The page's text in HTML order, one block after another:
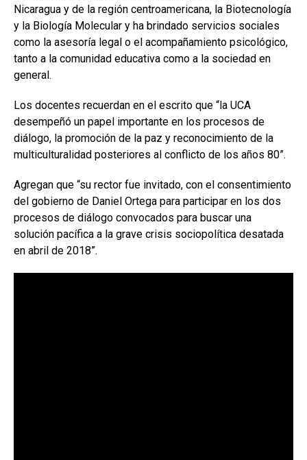
Nicaragua y de la región centroamericana, la Biotecnología
y la Biología Molecular y ha brindado servicios sociales
como la asesoría legal o el acompañamiento psicológico,
tanto a la comunidad educativa como a la sociedad en
general.
Los docentes recuerdan en el escrito que “la UCA
desempeñó un papel importante en los procesos de
diálogo, la promoción de la paz y reconocimiento de la
multiculturalidad posteriores al conflicto de los años 80”.
Agregan que “su rector fue invitado, con el consentimiento
del gobierno de Daniel Ortega para participar en los dos
procesos de diálogo convocados para buscar una
solución pacífica a la grave crisis sociopolítica desatada
en abril de 2018”.